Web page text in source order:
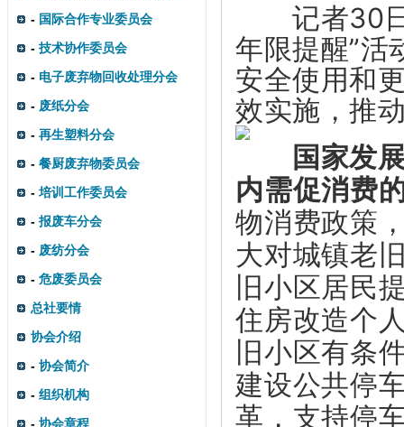
- 国际合作专业委员会
- 技术协作委员会
- 电子废弃物回收处理分会
- 废纸分会
- 再生塑料分会
- 餐厨废弃物委员会
-培训工作委员会
- 报废车分会
- 废纺分会
- 危废委员会
总社要情
协会介绍
- 协会简介
- 组织机构
- 协会章程
记者30日
年限提醒”活
安全使用和
效实施，推
国家发展
内需促消费
物消费政策
大对城镇老
旧小区居民
住房改造个
旧小区有条
建设公共停
革，支持停